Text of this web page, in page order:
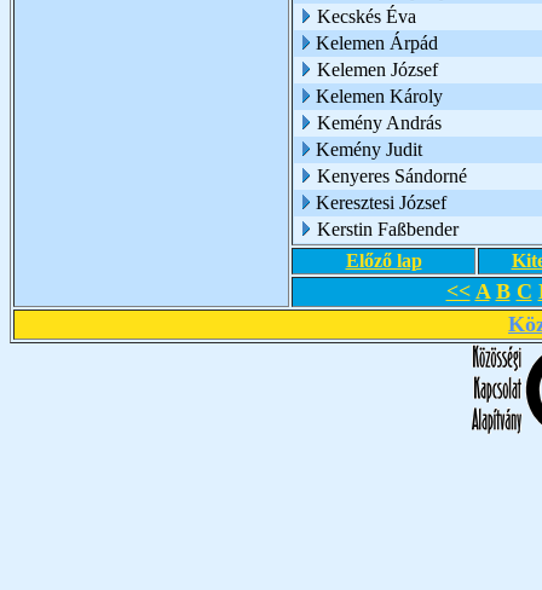
Kecskés Éva
Kelemen Árpád
Kelemen József
Kelemen Károly
Kemény András
Kemény Judit
Kenyeres Sándorné
Keresztesi József
Kerstin Faßbender
Előző lap
<< A B C